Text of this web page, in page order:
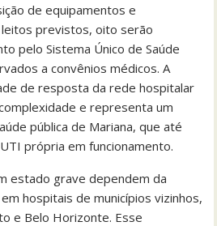
de equipamentos e
previstos, oito serão
pelo Sistema Único de Saúde
a convênios médicos. A
de resposta da rede hospitalar
e representa um
pública de Mariana, que até
própria em funcionamento.
estado grave dependem da
hospitais de municípios vizinhos,
e Belo Horizonte. Esse